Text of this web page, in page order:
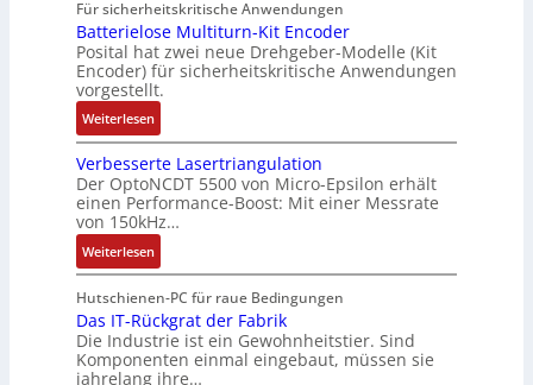
u
:
P
o
s
i
t
i
v
e
M
o
e
n
t
a
g
e
i
t
e
r
b
e
i
S
P
N
4
,
3
M
i
l
l
i
o
n
e
n
A
r
b
e
i
A
u
t
o
m
a
t
i
o
n
e
x
p
a
n
d
i
e
n
s
o
r
l
o
s
e
F
a
n
g
s
c
h
a
Für sicherheitskritische Anwendungen
Batterielose Multiturn-Kit Encoder
Posital hat zwei neue Drehgeber-Modelle (Kit
Encoder) für sicherheitskritische Anwendungen
vorgestellt.
Weiterlesen:
B
a
t
t
e
r
i
e
l
o
s
Verbesserte Lasertriangulation
Der OptoNCDT 5500 von Micro-Epsilon erhält
einen Performance-Boost: Mit einer Messrate
von 150kHz…
Weiterlesen:
V
e
r
b
e
Hutschienen-PC für raue Bedingungen
Das IT-Rückgrat der Fabrik
Die Industrie ist ein Gewohnheitstier. Sind
Komponenten einmal eingebaut, müssen sie
jahrelang ihre…